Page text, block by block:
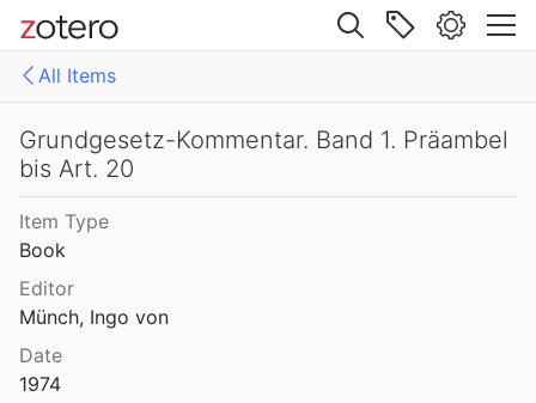
Site navigation
All Items
Gesamtausgabe (KMG)
All Items
1: Klaus Mollenhauer: Werke
3: Archivdokumente
Grundgesetz-Kommentar. Band 1. Präambel
bis Art. 20
Item Type
Book
Editor
Münch, Ingo von
Date
1974